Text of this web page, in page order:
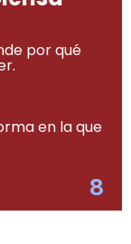
por qué
en la que
8